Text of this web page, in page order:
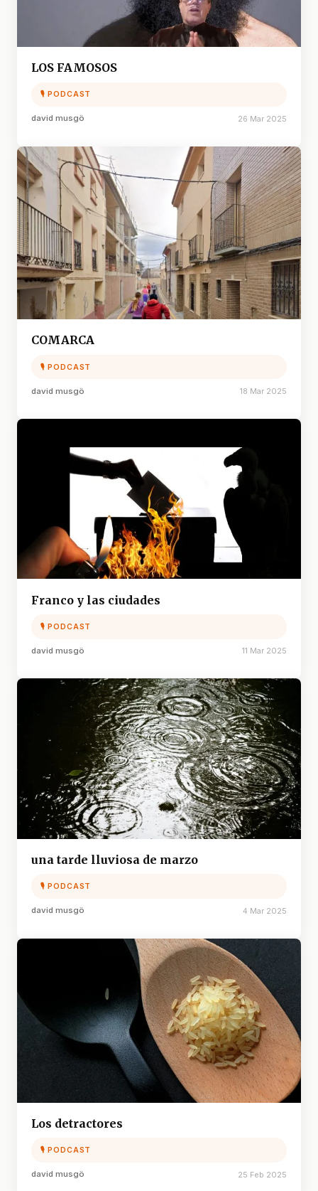
LOS FAMOSOS
🎙 PODCAST
david musgö 26 Mar 2025
COMARCA
🎙 PODCAST
david musgö 18 Mar 2025
Franco y las ciudades
🎙 PODCAST
david musgö 11 Mar 2025
una tarde lluviosa de marzo
🎙 PODCAST
david musgö 4 Mar 2025
Los detractores
🎙 PODCAST
david musgö 25 Feb 2025